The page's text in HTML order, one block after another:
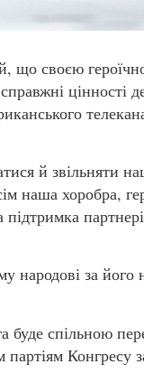
що своєю
цінності
й звільняти
наша хоробра,
народові за його
спільною
Конгресу